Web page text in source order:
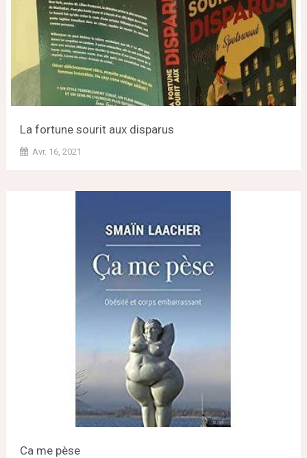
La fortune sourit aux disparus
Avr. 16, 2021
Ca me pèse